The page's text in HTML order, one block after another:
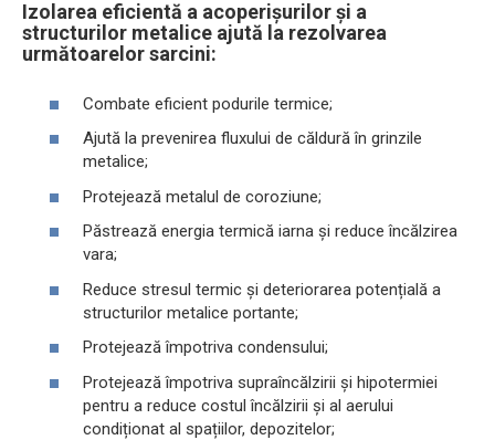
Izolarea eficientă a acoperișurilor și a
structurilor metalice ajută la rezolvarea
următoarelor sarcini:
Combate eficient podurile termice;
Ajută la prevenirea fluxului de căldură în grinzile
metalice;
Protejează metalul de coroziune;
Păstrează energia termică iarna și reduce încălzirea
vara;
Reduce stresul termic și deteriorarea potențială a
structurilor metalice portante;
Protejează împotriva condensului;
Protejează împotriva supraîncălzirii și hipotermiei
pentru a reduce costul încălzirii și al aerului
condiționat al spațiilor, depozitelor;